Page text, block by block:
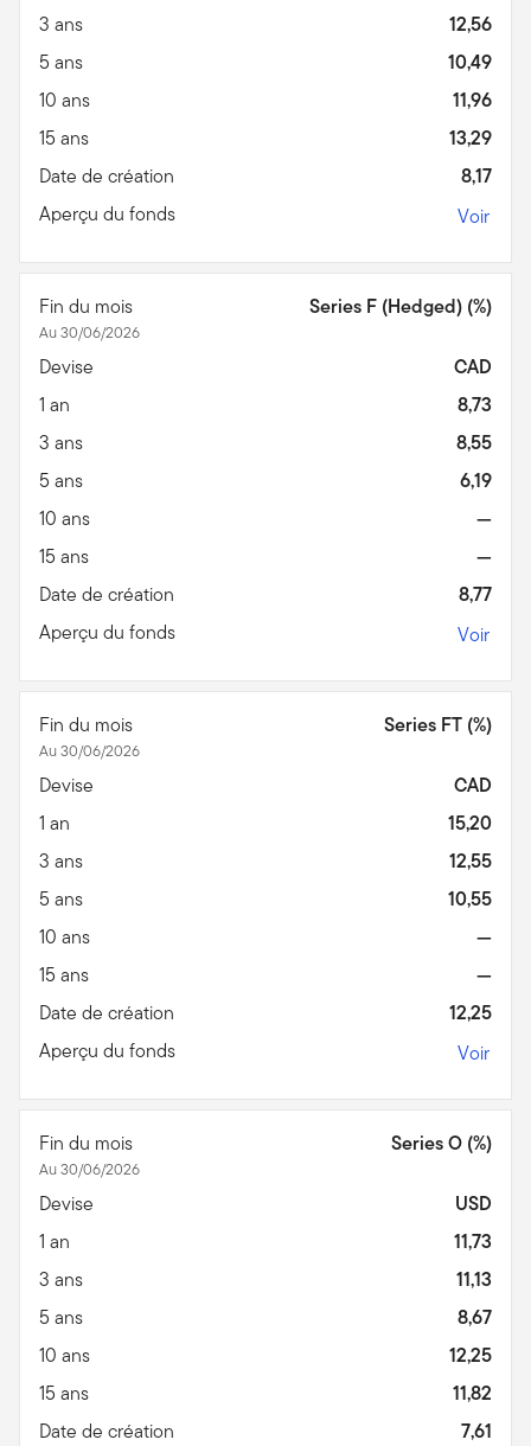
3 ans
12,56
5 ans
10,49
10 ans
11,96
15 ans
13,29
Date de création
8,17
Aperçu du fonds
Voir
Fin du mois
Au 30/06/2026
Series F (Hedged) (%)
Devise
CAD
1 an
8,73
3 ans
8,55
5 ans
6,19
10 ans
—
15 ans
—
Date de création
8,77
Aperçu du fonds
Voir
Fin du mois
Au 30/06/2026
Series FT (%)
Devise
CAD
1 an
15,20
3 ans
12,55
5 ans
10,55
10 ans
—
15 ans
—
Date de création
12,25
Aperçu du fonds
Voir
Fin du mois
Au 30/06/2026
Series O (%)
Devise
USD
1 an
11,73
3 ans
11,13
5 ans
8,67
10 ans
12,25
15 ans
11,82
Date de création
7,61